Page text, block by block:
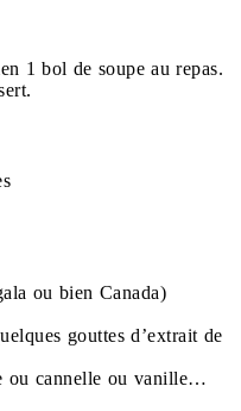
1 bol de soupe au repas.
ou bien Canada)
gouttes d’extrait de
ou cannelle ou vanille…